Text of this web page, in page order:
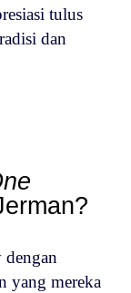
tulus
dan
dengan
yang mereka